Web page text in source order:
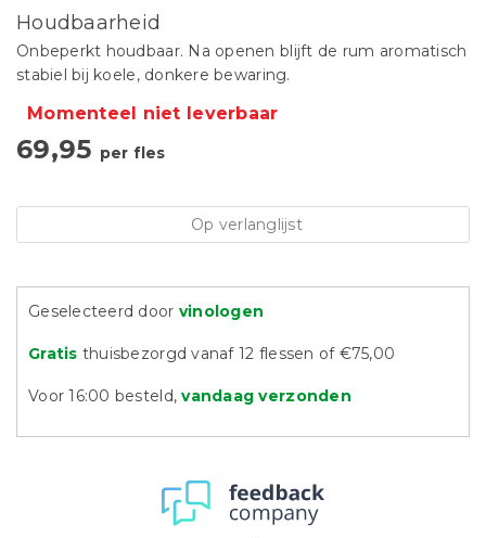
Houdbaarheid
Onbeperkt houdbaar. Na openen blijft de rum aromatisch
stabiel bij koele, donkere bewaring.
Momenteel niet leverbaar
69,95 per fles
Op verlanglijst
Geselecteerd door vinologen
Gratis thuisbezorgd vanaf 12 flessen of €75,00
Voor 16:00 besteld,vandaag verzonden